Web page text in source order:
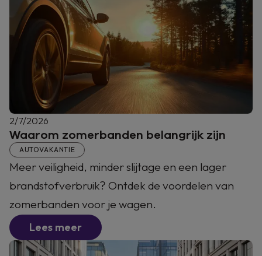
2/7/2026
Waarom zomerbanden belangrijk zijn
AUTOVAKANTIE
Meer veiligheid, minder slijtage en een lager
brandstofverbruik? Ontdek de voordelen van
zomerbanden voor je wagen.
Lees meer